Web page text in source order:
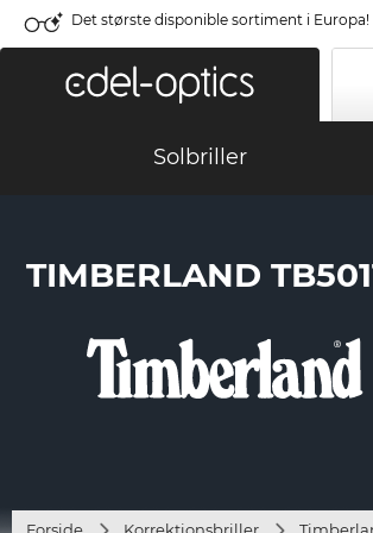
Det største disponible sortiment i Europa!
Solbriller
TIMBERLAND